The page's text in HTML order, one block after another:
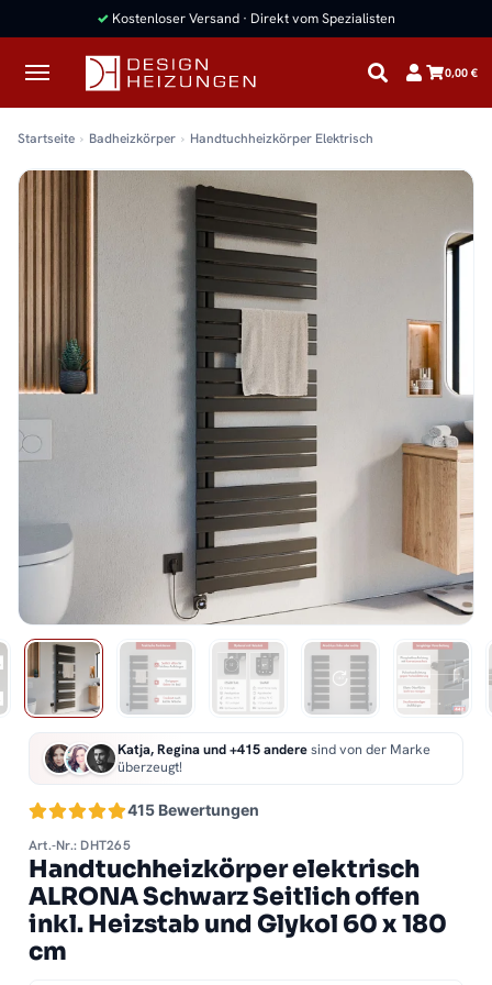
✓ Kostenloser Versand · Direkt vom Spezialisten
0,00 €
Startseite Badheizkörper Handtuchheizkörper Elektrisch
415 Bewertungen
Katja, Regina und +415 anderesind von der Marke
überzeugt!
Art.-Nr.: DHT265
Handtuchheizkörper elektrisch
ALRONA Schwarz Seitlich offen
inkl. Heizstab und Glykol 60 x 180
cm